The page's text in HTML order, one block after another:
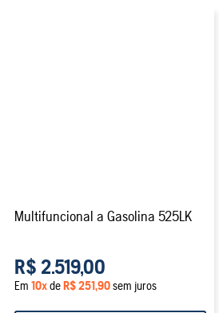
Multifuncional a Gasolina 525LK
R$ 2.519,00
Em 10xdeR$ 251,90sem juros